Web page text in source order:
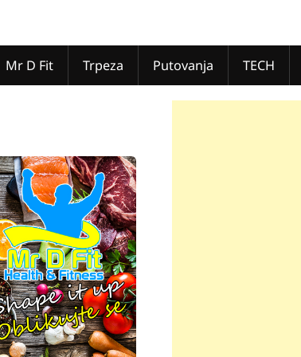
Mr D Fit Trpeza Putovanja TECH